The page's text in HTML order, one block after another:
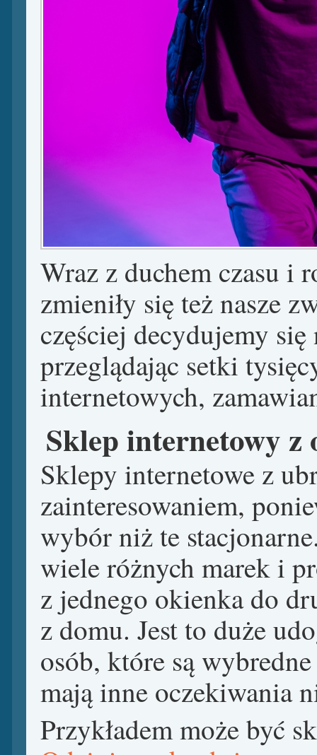
Wraz z duchem czasu i
zmieniły się też nasze
częściej decydujemy
przeglądając setki
internetowych,
Sklep internetowy z
Sklepy internetowe z
zainteresowaniem,
wybór niż te
wiele różnych marek i
z jednego okienka do
z domu. Jest to duże
osób, które są
mają inne oczekiwania
Przykładem może być